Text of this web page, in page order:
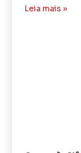
Leia mais »